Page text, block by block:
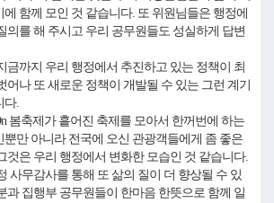
함께 모인 것 같습니다. 또 위원님들은 행정에
의를 해 주시고 우리 공무원들도 성실하게 답변
금까지 우리 행정에서 추진하고 있는 정책이 최
어나 또 새로운 정책이 개발될 수 있는 그런 계기
다.
봄축제가 흩어진 축제를 모아서 한꺼번에 하는
뿐만 아니라 전국에 오신 관광객들에게 좀 좋은
것은 우리 행정에서 변화한 모습인 것 같습니다.
사무감사를 통해 또 삶의 질이 더 향상될 수 있
과 집행부 공무원들이 한마음 한뜻으로 함께 일